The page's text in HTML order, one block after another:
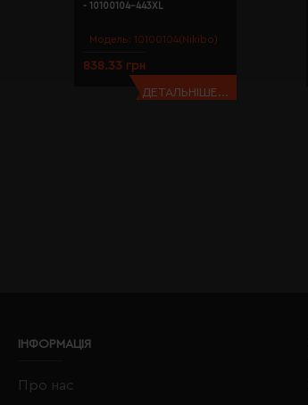
Модель: 10100104(Nikibo)
- 10100104-443XL
838.33 грн
ДЕТАЛЬНІШЕ...
ІНФОРМАЦІЯ
Про нас